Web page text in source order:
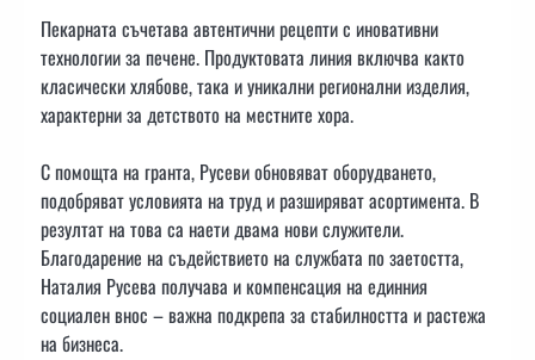
Пекарната съчетава автентични рецепти с иновативни
технологии за печене. Продуктовата линия включва както
класически хлябове, така и уникални регионални изделия,
характерни за детството на местните хора.
С помощта на гранта, Русеви обновяват оборудването,
подобряват условията на труд и разширяват асортимента. В
резултат на това са наети двама нови служители.
Благодарение на съдействието на службата по заетостта,
Наталия Русева получава и компенсация на единния
социален внос – важна подкрепа за стабилността и растежа
на бизнеса.